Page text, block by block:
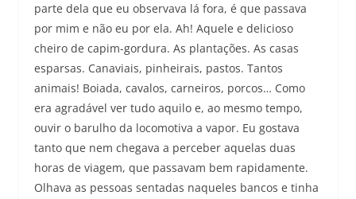
parte dela que eu observava lá fora, é que passava
por mim e não eu por ela. Ah! Aquele e delicioso
cheiro de capim-gordura. As plantações. As casas
esparsas. Canaviais, pinheirais, pastos. Tantos
animais! Boiada, cavalos, carneiros, porcos… Como
era agradável ver tudo aquilo e, ao mesmo tempo,
ouvir o barulho da locomotiva a vapor. Eu gostava
tanto que nem chegava a perceber aquelas duas
horas de viagem, que passavam bem rapidamente.
Olhava as pessoas sentadas naqueles bancos e tinha